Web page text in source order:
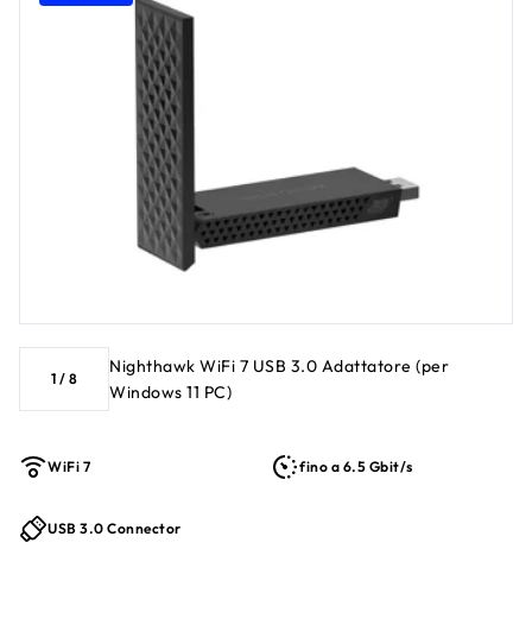
1 / 8
Nighthawk WiFi 7 USB 3.0 Adattatore (per
Windows 11 PC)
WiFi 7 fino a 6.5 Gbit/s
USB 3.0 Connector